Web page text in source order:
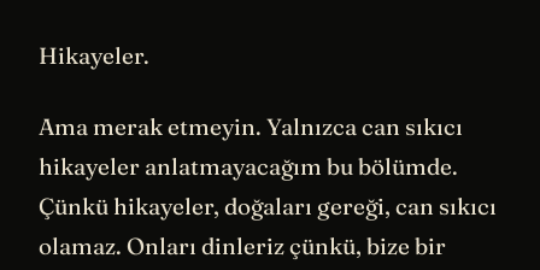
Hikayeler.
Ama merak etmeyin. Yalnızca can sıkıcı
hikayeler anlatmayacağım bu bölümde.
Çünkü hikayeler, doğaları gereği, can sıkıcı
olamaz. Onları dinleriz çünkü, bize bir